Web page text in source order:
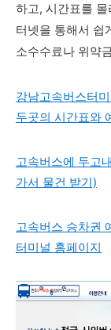
하고, 시간표를
터넷을 통해서 쉽
소수수료나 위약
강남고속버스터
두곳의 시간표와
고속버스에 두고
가서 물건 받기)
고속버스 승차권
터미널 홈페이지